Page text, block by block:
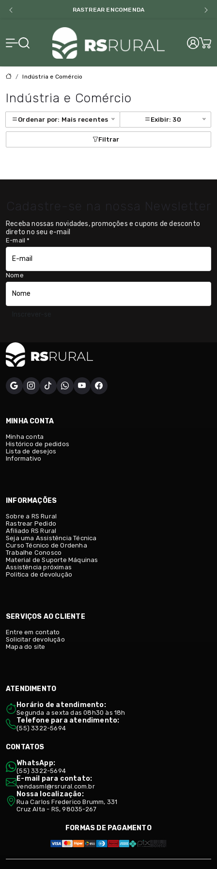
RASTREAR ENCOMENDA
RS Rural
Indústria e Comércio
Indústria e Comércio
Ordenar por: Mais recentes Exibir: 30
Filtrar
Cadastre-se na nossa Newsletter
Receba nossas novidades, promoções e cupons de desconto
direto no seu e-mail
E-mail*
Nome
MINHA CONTA
Minha conta
Histórico de pedidos
Lista de desejos
Informativo
INFORMAÇÕES
Sobre a RS Rural
Rastrear Pedido
Afiliado RS Rural
Seja uma Assistência Técnica
Curso Técnico de Ordenha
Trabalhe Conosco
Material de Suporte Máquinas
Assistência próximas
Politica de devolução
SERVIÇOS AO CLIENTE
Entre em contato
Solicitar devolução
Mapa do site
ATENDIMENTO
Horário de atendimento:
Segunda a sexta das 08h30 às 18h
Telefone para atendimento:
(55) 3322-5694
CONTATOS
WhatsApp:
(55) 3322-5694
E-mail para contato:
vendasml@rsrural.com.br
Nossa localização:
Rua Carlos Frederico Brumm, 331
Cruz Alta - RS, 98035-267
FORMAS DE PAGAMENTO